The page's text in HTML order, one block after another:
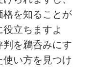
格を知ることが
立ちますよ
を鵜呑みにす
使い方を見つけ